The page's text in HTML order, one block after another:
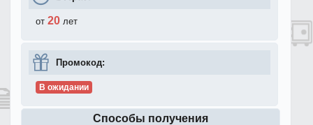
от 20 лет
Промокод:
В ожидании
Способы получения